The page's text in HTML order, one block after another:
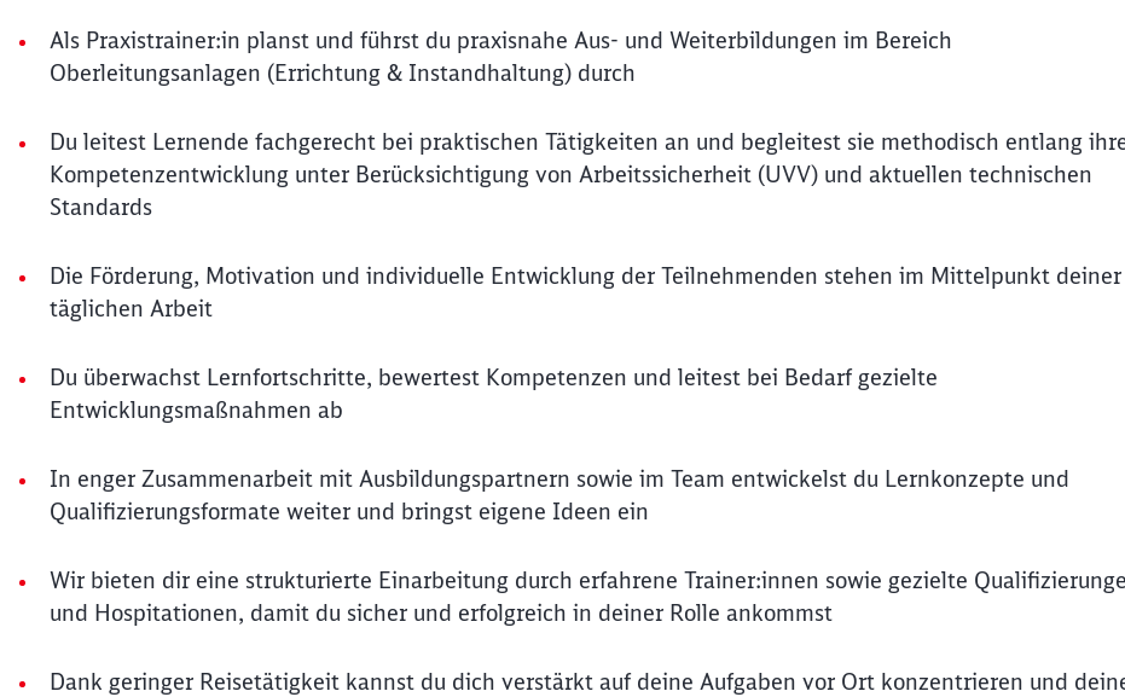
Als Praxistrainer:in planst und führst du praxisnahe Aus- und Weiterbildungen im Bereich
Oberleitungsanlagen (Errichtung & Instandhaltung) durch
Du leitest Lernende fachgerecht bei praktischen Tätigkeiten an und begleitest sie methodisch entlang
Kompetenzentwicklung unter Berücksichtigung von Arbeitssicherheit (UVV) und aktuellen technischen
Standards
Die Förderung, Motivation und individuelle Entwicklung der Teilnehmenden stehen im Mittelpunkt deiner
täglichen Arbeit
Du überwachst Lernfortschritte, bewertest Kompetenzen und leitest bei Bedarf gezielte
Entwicklungsmaßnahmen ab
In enger Zusammenarbeit mit Ausbildungspartnern sowie im Team entwickelst du Lernkonzepte und
Qualifizierungsformate weiter und bringst eigene Ideen ein
Wir bieten dir eine strukturierte Einarbeitung durch erfahrene Trainer:innen sowie gezielte
und Hospitationen, damit du sicher und erfolgreich in deiner Rolle ankommst
Dank geringer Reisetätigkeit kannst du dich verstärkt auf deine Aufgaben vor Ort konzentrieren und